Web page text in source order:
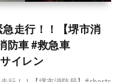
急走行！！【堺市消
防車 #救急車
イレン